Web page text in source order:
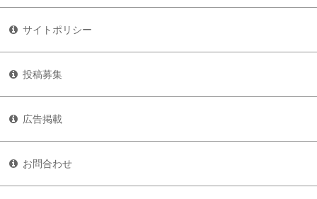
サイトポリシー
投稿募集
広告掲載
お問合わせ